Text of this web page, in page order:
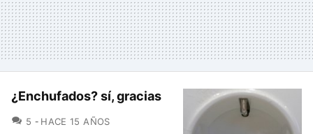
¿Enchufados? sí, gracias
5 COMENTARIOS
HACE 15 AÑOS